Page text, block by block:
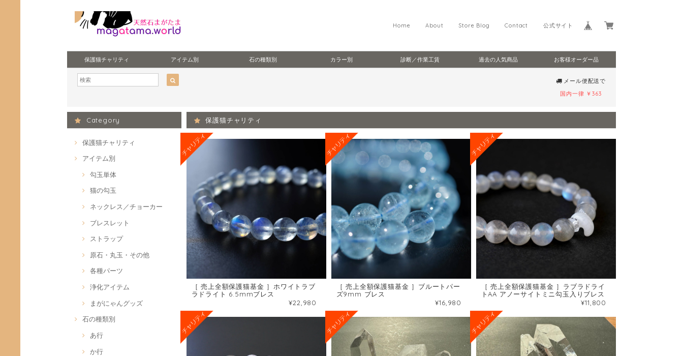
公式サイト
Contact
Store Blog
About
Home
保護猫チャリティ アイテム別 石の種類別 カラー別 診断／作業工賃 過去の人気商品 お客様オーダー品
メール便配送で
国内一律 ￥363
Category
保護猫チャリティ
アイテム別
勾玉単体
猫の勾玉
ネックレス／チョーカー
ブレスレット
ストラップ
原石・丸玉・その他
各種パーツ
浄化アイテム
まがにゃんグッズ
石の種類別
あ行
か行
保護猫チャリティ
［ 売上全額保護猫基金 ］ホワイトラブ
ラドライト 6.5mmブレス
¥22,980
［ 売上全額保護猫基金 ］ブルートパー
ズ9mm ブレス
¥16,980
［ 売上全額保護猫基金 ］ラブラドライ
トAA アノーサイトミニ勾玉入りブレス
¥11,800